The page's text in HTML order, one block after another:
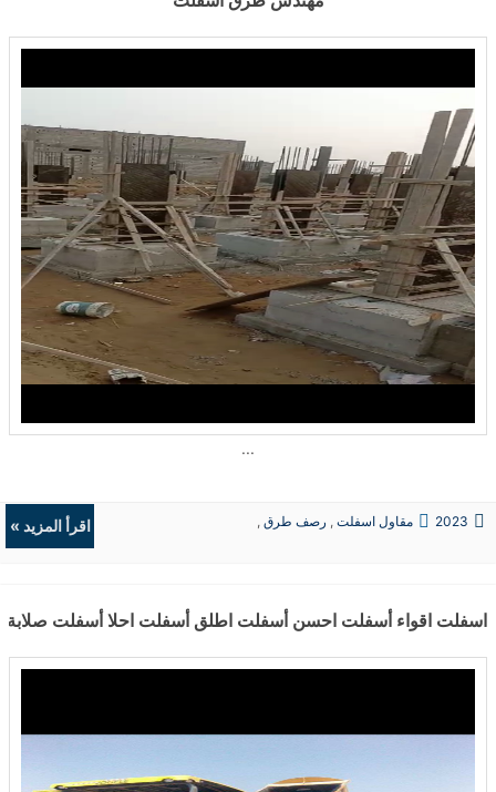
...
2023 مقاول اسفلت , رصف طرق ,
اقرأ المزيد »
اسفلت اقواء أسفلت احسن أسفلت اطلق أسفلت احلا أسفلت صلابة